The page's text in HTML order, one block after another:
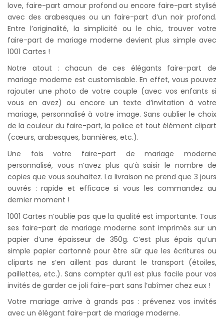
love, faire-part amour profond ou encore faire-part stylisé
avec des arabesques ou un faire-part d’un noir profond.
Entre l’originalité, la simplicité ou le chic, trouver votre
faire-part de mariage moderne devient plus simple avec
1001 Cartes !
Notre atout : chacun de ces élégants faire-part de
mariage moderne est customisable. En effet, vous pouvez
rajouter une photo de votre couple (avec vos enfants si
vous en avez) ou encore un texte d’invitation à votre
mariage, personnalisé à votre image. Sans oublier le choix
de la couleur du faire-part, la police et tout élément clipart
(cœurs, arabesques, bannières, etc.).
Une fois votre faire-part de mariage moderne
personnalisé, vous n’avez plus qu’à saisir le nombre de
copies que vous souhaitez. La livraison ne prend que 3 jours
ouvrés : rapide et efficace si vous les commandez au
dernier moment !
1001 Cartes n’oublie pas que la qualité est importante. Tous
ses faire-part de mariage moderne sont imprimés sur un
papier d’une épaisseur de 350g. C’est plus épais qu’un
simple papier cartonné pour être sûr que les écritures ou
cliparts ne s’en aillent pas durant le transport (étoiles,
paillettes, etc.). Sans compter qu’il est plus facile pour vos
invités de garder ce joli faire-part sans l’abîmer chez eux !
Votre mariage arrive à grands pas : prévenez vos invités
avec un élégant faire-part de mariage moderne.